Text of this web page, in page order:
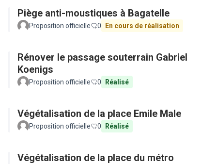
Piège anti-moustiques à Bagatelle
Proposition officielle 0 En cours de réalisation
Rénover le passage souterrain Gabriel
Koenigs
Proposition officielle 0 Réalisé
Végétalisation de la place Emile Male
Proposition officielle 0 Réalisé
Végétalisation de la place du métro